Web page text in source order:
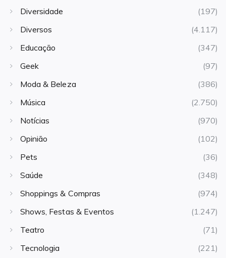
Diversidade
(197)
Diversos
(4.117)
Educação
(347)
Geek
(97)
Moda & Beleza
(386)
Música
(2.750)
Notícias
(970)
Opinião
(102)
Pets
(36)
Saúde
(348)
Shoppings & Compras
(974)
Shows, Festas & Eventos
(1.247)
Teatro
(71)
Tecnologia
(221)